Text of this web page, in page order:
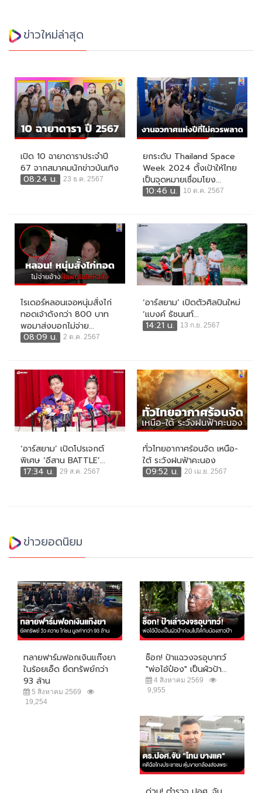
ข่าวใหม่ล่าสุด
เปิด 10 ฉายาดาราประจำปี
67 จากสมาคมนักข่าวบันเทิง
08:24 น.
23 ธ.ค. 2567
ยกระดับ Thailand Space
Week 2024 ตั้งเป้าให้ไทย
เป็นจุดหมายเชื่อมโยง...
10:46 น.
10 ต.ค. 2567
ไรเดอร์หลอนเจอหนุ่มสั่งไก่
ทอดเจ้าดังกว่า 800 บาท
พอมาส่งบอกไม่จ่าย...
08:09 น.
2 ต.ค. 2567
‘อาร์สยาม’ เปิดตัวศิลปินใหม่
‘แบงค์ ธัชนนท์...
14:21 น.
13 ก.ย. 2567
‘อาร์สยาม’ เปิดโปรเจกต์
พิเศษ ‘อีสาน BATTLE’...
17:34 น.
29 ส.ค. 2567
ทั่วไทยอากาศร้อนจัด เหนือ-
ใต้ ระวังฝนฟ้าคะนอง
09:52 น.
20 เม.ย. 2567
ข่าวยอดนิยม
ทลายฟาร์มฟอกเงินแก๊งยา
ในร้อยเอ็ด ยึดทรัพย์กว่า
93 ล้าน
5 สิงหาคม 2569
19,254
ช็อก! ป้าแฉวงจรอุบาทว์
"พ่อไอ้ป๋อง" เป็นผัวป้า...
4 สิงหาคม 2569
9,955